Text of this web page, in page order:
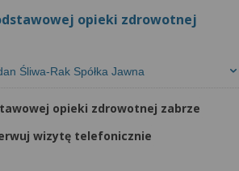
opieki zdrowotnej
Śliwa-Rak Spółka Jawna
opieki zdrowotnej zabrze
wizytę telefonicznie